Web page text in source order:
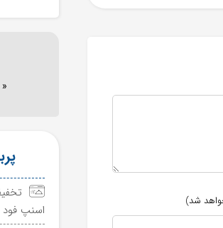
شد)
اسنپ فود